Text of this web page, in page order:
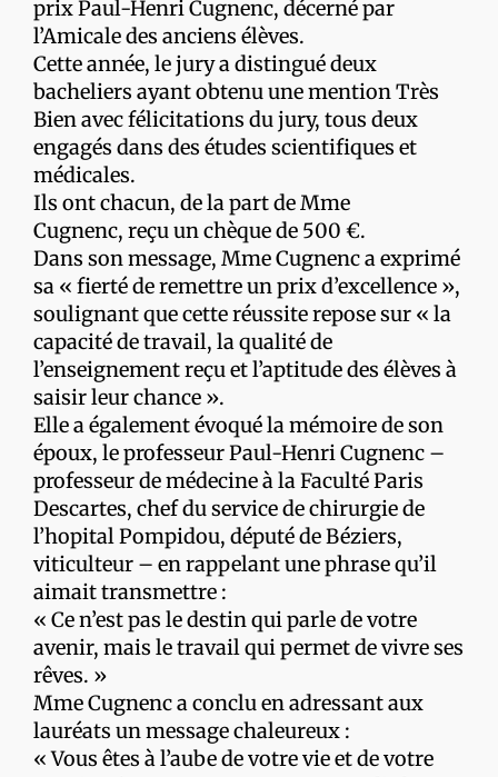
prix Paul-Henri Cugnenc, décerné par
l’Amicale des anciens élèves.
Cette année, le jury a distingué deux
bacheliers ayant obtenu une mention Très
Bien avec félicitations du jury, tous deux
engagés dans des études scientifiques et
médicales.
Ils ont chacun, de la part de Mme
Cugnenc, reçu un chèque de 500 €.
Dans son message, Mme Cugnenc a exprimé
sa « fierté de remettre un prix d’excellence »,
soulignant que cette réussite repose sur « la
capacité de travail, la qualité de
l’enseignement reçu et l’aptitude des élèves à
saisir leur chance ».
Elle a également évoqué la mémoire de son
époux, le professeur Paul-Henri Cugnenc –
professeur de médecine à la Faculté Paris
Descartes, chef du service de chirurgie de
l’hopital Pompidou, député de Béziers,
viticulteur – en rappelant une phrase qu’il
aimait transmettre :
« Ce n’est pas le destin qui parle de votre
avenir, mais le travail qui permet de vivre ses
rêves. »
Mme Cugnenc a conclu en adressant aux
lauréats un message chaleureux :
« Vous êtes à l’aube de votre vie et de votre